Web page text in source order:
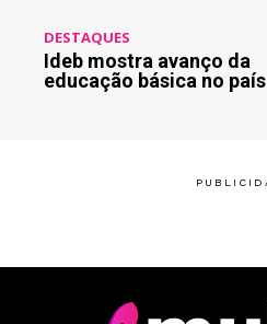
DESTAQUES
Ideb mostra avanço da
educação básica no país